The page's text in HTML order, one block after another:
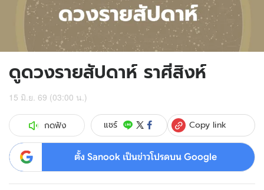
ดูดวงรายสัปดาห์ ราศีสิงห์
15 มิ.ย. 69 (03:00 น.)
กดฟัง แชร์ Copy link
ตั้ง Sanook เป็นข่าวโปรดบน Google